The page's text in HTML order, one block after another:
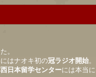
。
はナオキ初の冠ラジオ開始。
日本留学センターには本当